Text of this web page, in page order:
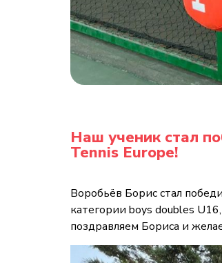
Наш ученик стал
Tennis Europe!
Воробьёв Борис стал
категории boys doubles
поздравляем Бориса и